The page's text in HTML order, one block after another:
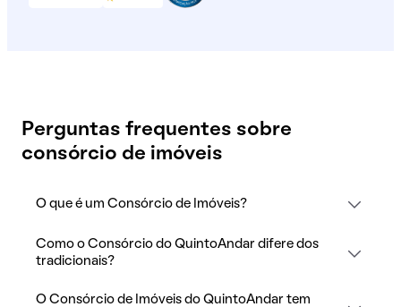
Perguntas frequentes sobre
consórcio de imóveis
O que é um Consórcio de Imóveis?
Como o Consórcio do QuintoAndar difere dos
tradicionais?
O Consórcio de Imóveis do QuintoAndar tem